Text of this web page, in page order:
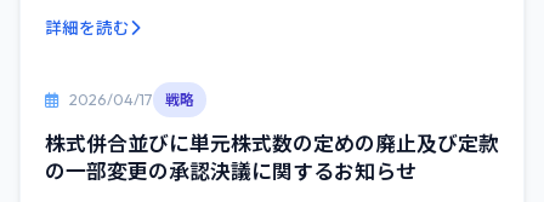
詳細を読む
2026/04/17 戦略
株式併合並びに単元株式数の定めの廃止及び定款
の一部変更の承認決議に関するお知らせ